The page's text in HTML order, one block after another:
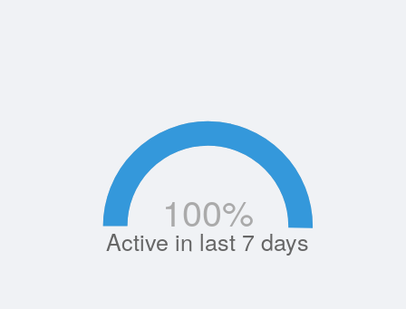
Active in last 7 days
100%